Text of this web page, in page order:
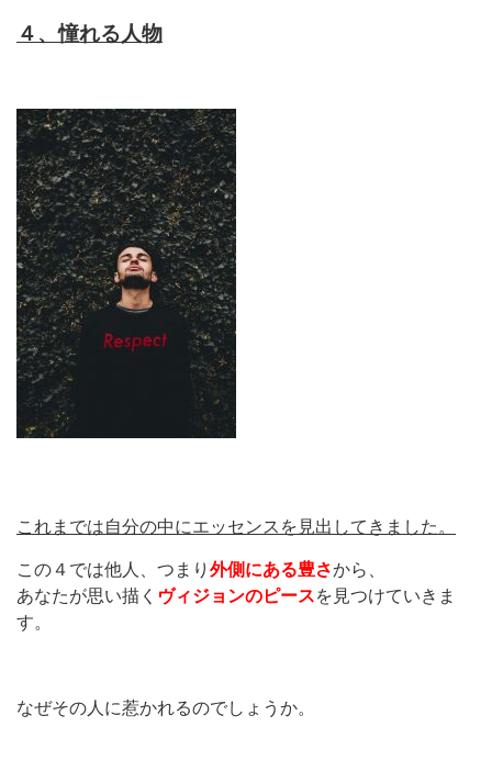
４、憧れる人物
これまでは自分の中にエッセンスを見出してきました。
この４では他人、つまり 外側にある豊さから、
あなたが思い描く ヴィジョンのピースを見つけていきま
す。
なぜその人に惹かれるのでしょうか。